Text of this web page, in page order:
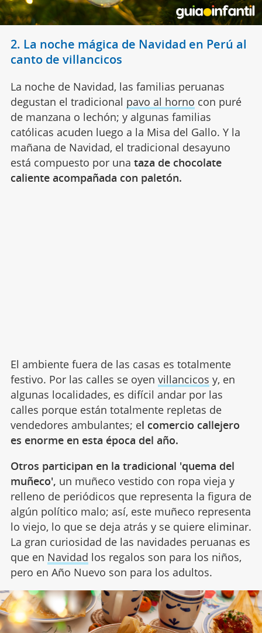
2. La noche mágica de Navidad en Perú al
canto de villancicos
La noche de Navidad, las familias peruanas
degustan el tradicional pavo al horno con puré
de manzana o lechón; y algunas familias
católicas acuden luego a la Misa del Gallo. Y la
mañana de Navidad, el tradicional desayuno
está compuesto por una taza de chocolate
caliente acompañada con paletón.
El ambiente fuera de las casas es totalmente
festivo. Por las calles se oyen villancicos y, en
algunas localidades, es difícil andar por las
calles porque están totalmente repletas de
vendedores ambulantes; el comercio callejero
es enorme en esta época del año.
Otros participan en la tradicional 'quema del
muñeco', un muñeco vestido con ropa vieja y
relleno de periódicos que representa la figura de
algún político malo; así, este muñeco representa
lo viejo, lo que se deja atrás y se quiere eliminar.
La gran curiosidad de las navidades peruanas es
que en Navidad los regalos son para los niños,
pero en Año Nuevo son para los adultos.